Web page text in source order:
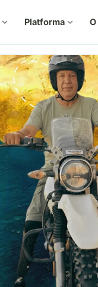
expand_more Platforma expand_more